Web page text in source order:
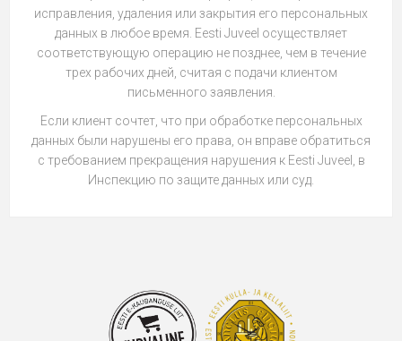
исправления, удаления или закрытия его персональных
данных в любое время. Eesti Juveel осуществляет
соответствующую операцию не позднее, чем в течение
трех рабочих дней, считая с подачи клиентом
письменного заявления.
Если клиент сочтет, что при обработке персональных
данных были нарушены его права, он вправе обратиться
с требованием прекращения нарушения к Eesti Juveel, в
Инспекцию по защите данных или суд.